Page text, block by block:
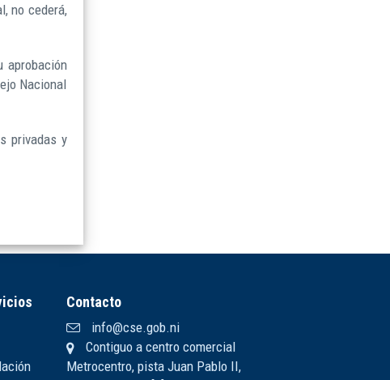
no cederá,
aprobación
Nacional
privadas y
Contacto
info@cse.gob.ni
Contiguo a centro comercial
Metrocentro, pista Juan Pablo II,